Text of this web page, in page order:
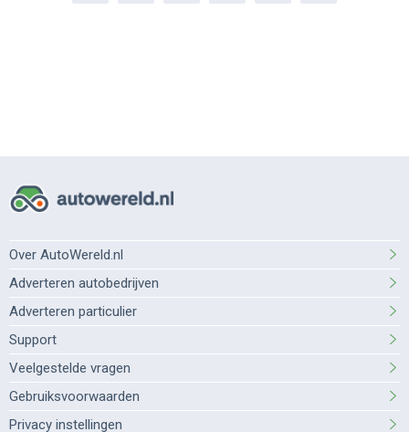
Over AutoWereld.nl
Adverteren autobedrijven
Adverteren particulier
Support
Veelgestelde vragen
Gebruiksvoorwaarden
Privacy instellingen